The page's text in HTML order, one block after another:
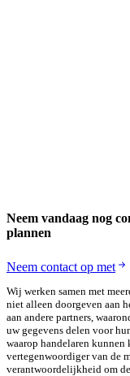
Neem vandaag nog
plannen
Neem contact op met
Wij werken samen met
niet alleen doorgeven aan
aan andere partners,
uw gegevens delen voor
waarop handelaren kunnen
vertegenwoordiger van de
verantwoordelijkheid om